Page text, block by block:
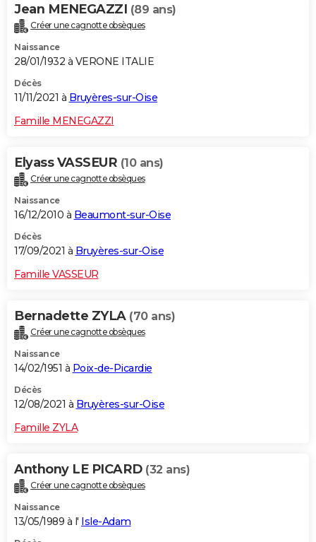
Jean MENEGAZZI (89 ans)
Créer une cagnotte obsèques
Naissance
28/01/1932 à VERONE ITALIE
Décès
11/11/2021 à Bruyères-sur-Oise
Famille MENEGAZZI
Elyass VASSEUR (10 ans)
Créer une cagnotte obsèques
Naissance
16/12/2010 à Beaumont-sur-Oise
Décès
17/09/2021 à Bruyères-sur-Oise
Famille VASSEUR
Bernadette ZYLA (70 ans)
Créer une cagnotte obsèques
Naissance
14/02/1951 à Poix-de-Picardie
Décès
12/08/2021 à Bruyères-sur-Oise
Famille ZYLA
Anthony LE PICARD (32 ans)
Créer une cagnotte obsèques
Naissance
13/05/1989 à l' Isle-Adam